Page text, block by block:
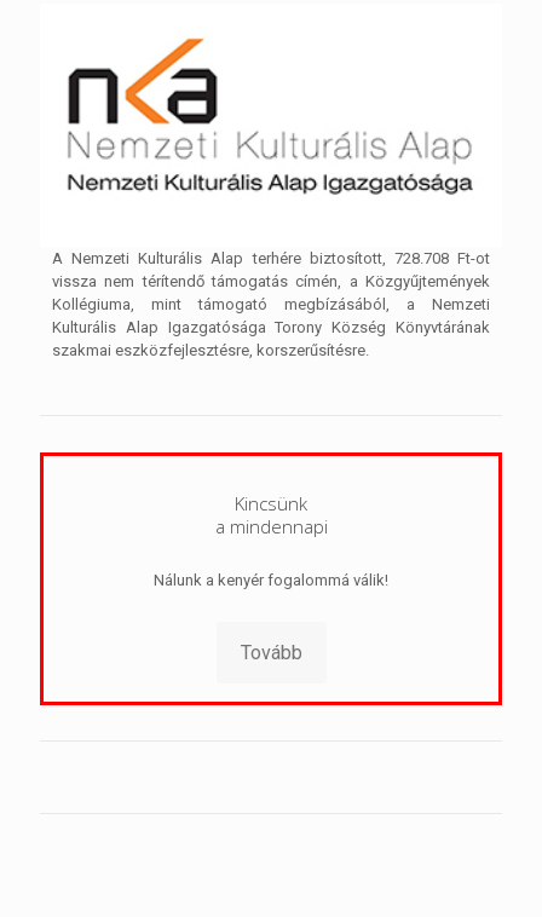
A Nemzeti Kulturális Alap terhére biztosított, 728.708 Ft-ot
vissza nem térítendő támogatás címén, a Közgyűjtemények
Kollégiuma, mint támogató megbízásából, a Nemzeti
Kulturális Alap Igazgatósága Torony Község Könyvtárának
szakmai eszközfejlesztésre, korszerűsítésre.
Kincsünk
a mindennapi
Nálunk a kenyér fogalommá válik!
Tovább